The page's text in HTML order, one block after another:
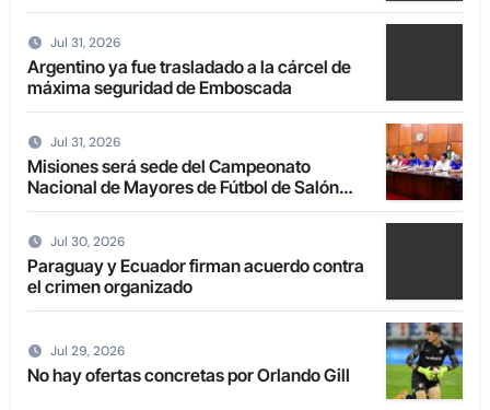
Jul 31, 2026
Argentino ya fue trasladado a la cárcel de
máxima seguridad de Emboscada
Jul 31, 2026
Misiones será sede del Campeonato
Nacional de Mayores de Fútbol de Salón
2027
Jul 30, 2026
Paraguay y Ecuador firman acuerdo contra
el crimen organizado
Jul 29, 2026
No hay ofertas concretas por Orlando Gill